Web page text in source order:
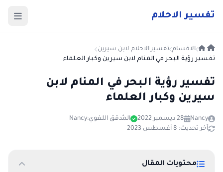
تفسير الاحلام
الاقسام تفسير الاحلام لابن سيرين
تفسير رؤية البحر في المنام لابن سيرين وكبار العلماء
تفسير رؤية البحر في المنام لابن
سيرين وكبار العلماء
Nancy 28 ديسمبر 2022 المُدقق اللغوي:Nancy
آخر تحديث: 8 أغسطس 2023
محتويات المقال